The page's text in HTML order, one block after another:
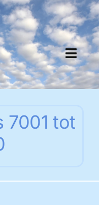
7001 tot